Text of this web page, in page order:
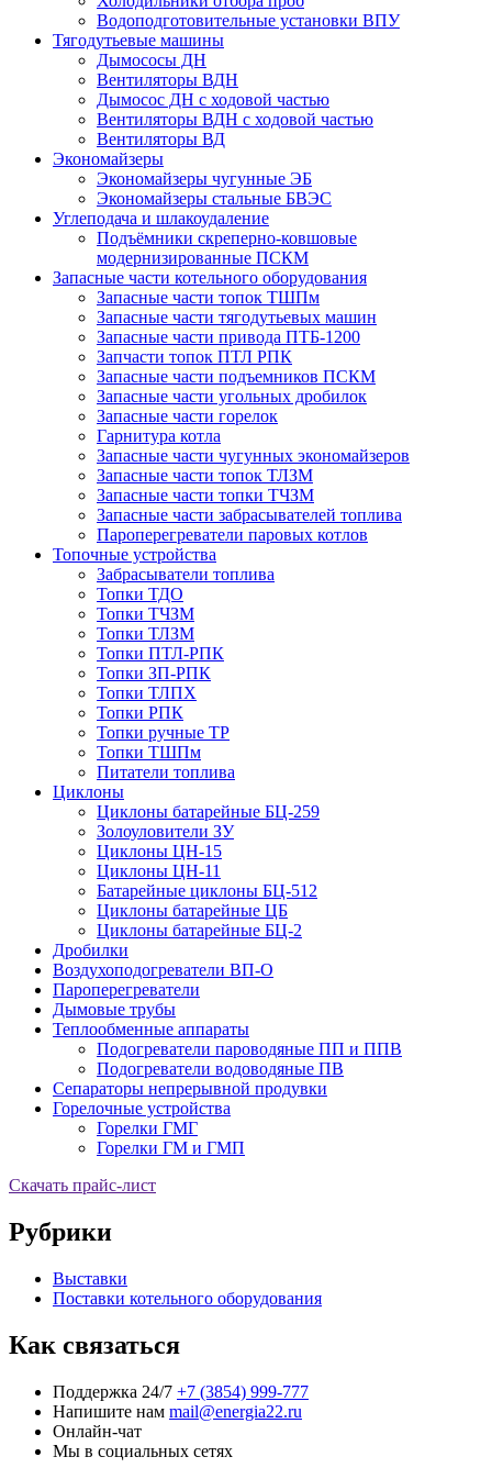
Водоподготовительные установки ВПУ
Тягодутьевые машины
Дымососы ДН
Вентиляторы ВДН
Дымосос ДН с ходовой частью
Вентиляторы ВДН с ходовой частью
Вентиляторы ВД
Экономайзеры
Экономайзеры чугунные ЭБ
Экономайзеры стальные БВЭС
Углеподача и шлакоудаление
Подъёмники скреперно-ковшовые
модернизированные ПСКМ
Запасные части котельного оборудования
Запасные части топок ТШПм
Запасные части тягодутьевых машин
Запасные части привода ПТБ-1200
Запчасти топок ПТЛ РПК
Запасные части подъемников ПСКМ
Запасные части угольных дробилок
Запасные части горелок
Гарнитура котла
Запасные части чугунных экономайзеров
Запасные части топок ТЛЗМ
Запасные части топки ТЧЗМ
Запасные части забрасывателей топлива
Пароперегреватели паровых котлов
Топочные устройства
Забрасыватели топлива
Топки ТДО
Топки ТЧЗМ
Топки ТЛЗМ
Топки ПТЛ-РПК
Топки ЗП-РПК
Топки ТЛПХ
Топки РПК
Топки ручные ТР
Топки ТШПм
Питатели топлива
Циклоны
Циклоны батарейные БЦ-259
Золоуловители ЗУ
Циклоны ЦН-15
Циклоны ЦН-11
Батарейные циклоны БЦ-512
Циклоны батарейные ЦБ
Циклоны батарейные БЦ-2
Дробилки
Воздухоподогреватели ВП-О
Пароперегреватели
Дымовые трубы
Теплообменные аппараты
Подогреватели пароводяные ПП и ППВ
Подогреватели водоводяные ПВ
Сепараторы непрерывной продувки
Горелочные устройства
Горелки ГМГ
Горелки ГМ и ГМП
Скачать прайс-лист
Рубрики
Выставки
Поставки котельного оборудования
Как связаться
Поддержка 24/7 +7 (3854) 999-777
Напишите нам mail@energia22.ru
Онлайн-чат
Мы в социальных сетях